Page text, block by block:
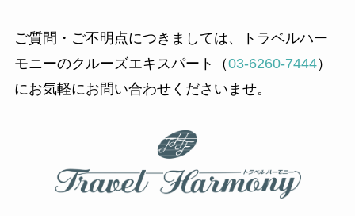
ご質問・ご不明点につきましては、トラベルハー
モニーのクルーズエキスパート（03-6260-7444）
にお気軽にお問い合わせくださいませ。